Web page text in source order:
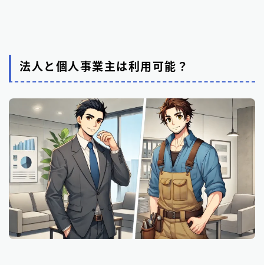
法人と個人事業主は利用可能？